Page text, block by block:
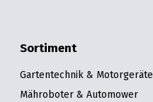
Sortiment
Gartentechnik & Motorgeräte
Mähroboter & Automower